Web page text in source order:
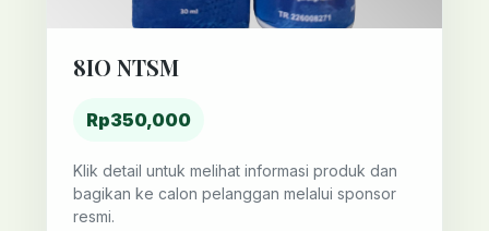
8IO NTSM
Rp350,000
Klik detail untuk melihat informasi produk dan
bagikan ke calon pelanggan melalui sponsor
resmi.